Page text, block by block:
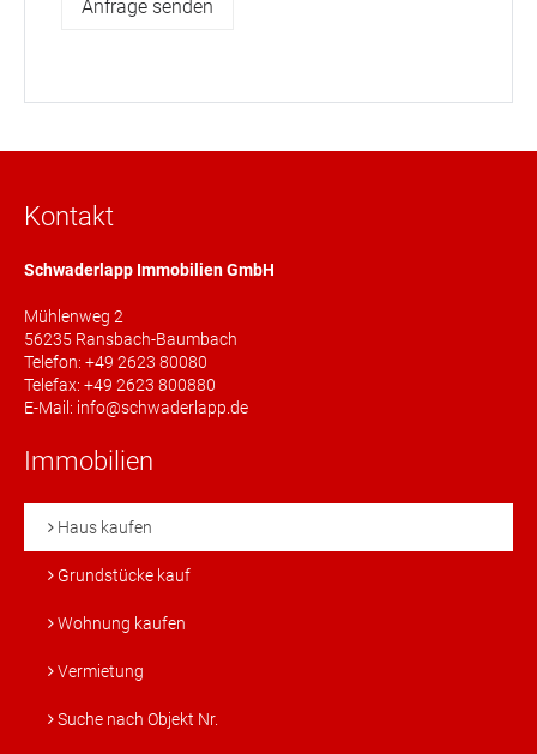
Kontakt
Schwaderlapp Immobilien GmbH
Mühlenweg 2
56235 Ransbach-Baumbach
Telefon: +49 2623 80080
Telefax: +49 2623 800880
E-Mail: info@schwaderlapp.de
Immobilien
Haus kaufen
Grundstücke kauf
Wohnung kaufen
Vermietung
Suche nach Objekt Nr.